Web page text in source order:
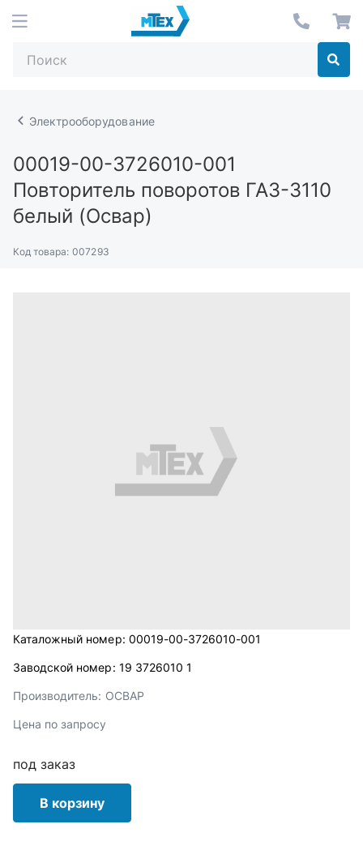
Электрооборудование
00019-00-3726010-001
Повторитель поворотов ГАЗ-3110
белый (Освар)
Код товара: 007293
Каталожный номер: 00019-00-3726010-001
Заводской номер: 19 3726010 1
Производитель: ОСВАР
Цена по запросу
под заказ
В корзину